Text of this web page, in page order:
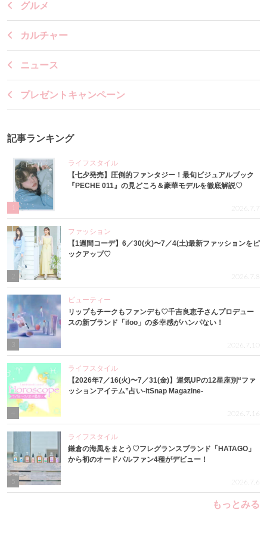
グルメ
カルチャー
ニュース
プレゼントキャンペーン
記事ランキング
ライフスタイル
【七夕発売】圧倒的ファンタジー！最旬ビジュアルブック
『PECHE 011』の見どころ＆豪華モデルを徹底解説♡
2026.7.7
ファッション
【1週間コーデ】6／30(火)〜7／4(土)最新ファッションをピ
ックアップ♡
2026.7.8
3
ビューティー
リップもチークもファンデも♡千吉良恵子さんプロデュー
スの新ブランド「ifoo」の多幸感がハンパない！
2026.7.10
4
ライフスタイル
【2026年7／16(火)〜7／31(金)】運気UPの12星座別“ファ
ッションアイテム”占い-itSnap Magazine-
2026.7.16
ライフスタイル
鎌倉の海風をまとう♡フレグランスブランド「HATAGO」
から初のオードパルファン4種がデビュー！
2026.7.6
もっとみる